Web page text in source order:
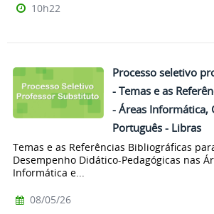
10h22
Processo seletivo
- Temas e as
- Áreas Informática,
Português - Libras
Temas e as Referências Bibliográficas
Desempenho Didático-Pedagógicas nas
Informática e...
08/05/26